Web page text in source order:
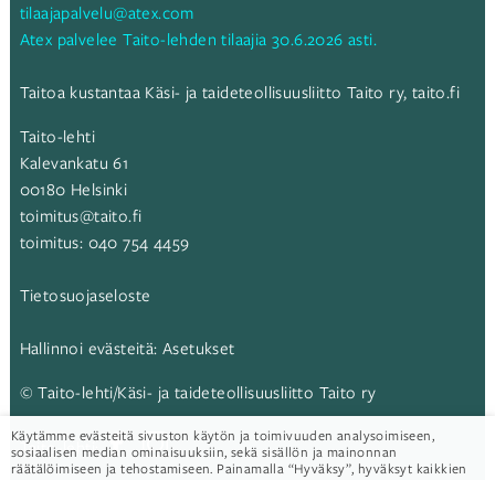
tilaajapalvelu@atex.com
Atex palvelee Taito-lehden tilaajia 30.6.2026 asti.
Taitoa kustantaa Käsi- ja taideteollisuusliitto Taito ry, taito.fi
Taito-lehti
Kalevankatu 61
00180 Helsinki
toimitus@taito.fi
toimitus: 040 754 4459
Tietosuojaseloste
Hallinnoi evästeitä: Asetukset
© Taito-lehti/Käsi- ja taideteollisuusliitto Taito ry
Taito-lehti:
Käytämme evästeitä sivuston käytön ja toimivuuden analysoimiseen,
sosiaalisen median ominaisuuksiin, sekä sisällön ja mainonnan
räätälöimiseen ja tehostamiseen. Painamalla “Hyväksy”, hyväksyt kaikkien